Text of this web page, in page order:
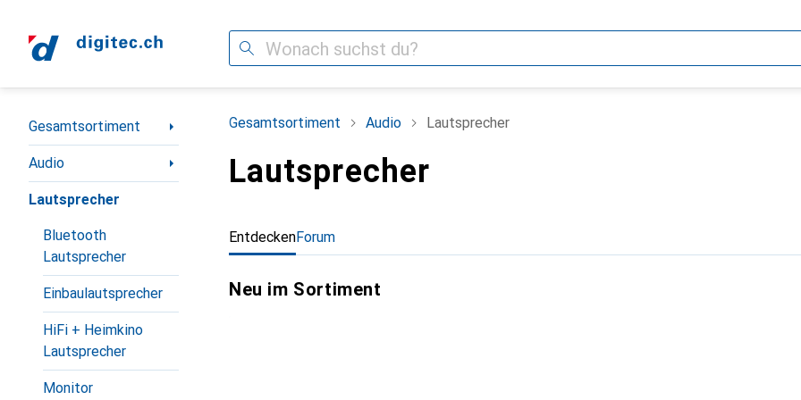
Suche
Navigation nach Kategorien
Gesamtsortiment
Audio
Lautsprecher
Bluetooth
Lautsprecher
Einbaulautsprecher
HiFi + Heimkino
Lautsprecher
Monitor
Gesamtsortiment Audio Lautsprecher
Lautsprecher
EntdeckenForum
Neu im Sortiment